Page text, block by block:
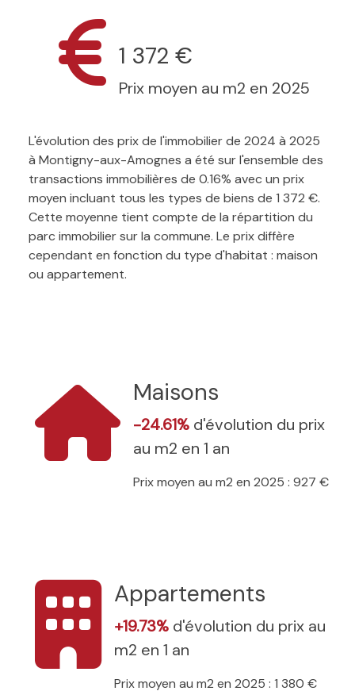
1 372 €
Prix moyen au m2 en 2025
L'évolution des prix de l'immobilier de 2024 à 2025
à Montigny-aux-Amognes a été sur l'ensemble des
transactions immobilières de 0.16% avec un prix
moyen incluant tous les types de biens de 1 372 €.
Cette moyenne tient compte de la répartition du
parc immobilier sur la commune. Le prix diffère
cependant en fonction du type d'habitat : maison
ou appartement.
Maisons
-24.61% d'évolution du prix
au m2 en 1 an
Prix moyen au m2 en 2025 : 927 €
Appartements
+19.73% d'évolution du prix au
m2 en 1 an
Prix moyen au m2 en 2025 : 1 380 €